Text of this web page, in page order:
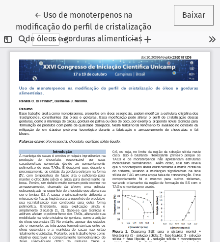
← Voltar aos Detalhes do Artigo
Uso de monoterpenos na
modificação do perfil de cristalização
de óleos e gorduras alimentícias
Baixar